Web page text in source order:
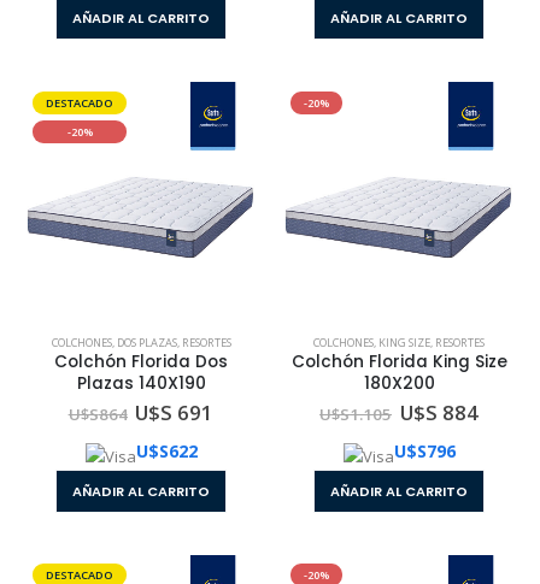
AÑADIR AL CARRITO AÑADIR AL CARRITO
DESTACADO
-20%
COLCHONES, DOS PLAZAS, RESORTES
Colchón Florida Dos
Plazas 140X190
U$S864 U$S 691
U$S622
AÑADIR AL CARRITO
-20%
COLCHONES, KING SIZE, RESORTES
Colchón Florida King Size
180X200
U$S1.105 U$S 884
U$S796
AÑADIR AL CARRITO
DESTACADO
-20%